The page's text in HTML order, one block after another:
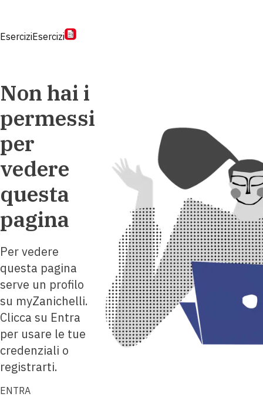
EserciziEsercizi
Non hai i
permessi
per
vedere
questa
pagina
Per vedere
questa pagina
serve un profilo
su myZanichelli.
Clicca su Entra
per usare le tue
credenziali o
registrarti.
ENTRA